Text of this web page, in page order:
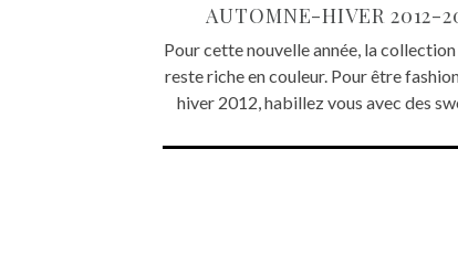
AUTOMNE-HIVER 2012-
Pour cette nouvelle année, la
reste riche en couleur. Pour être
hiver 2012, habillez vous avec des